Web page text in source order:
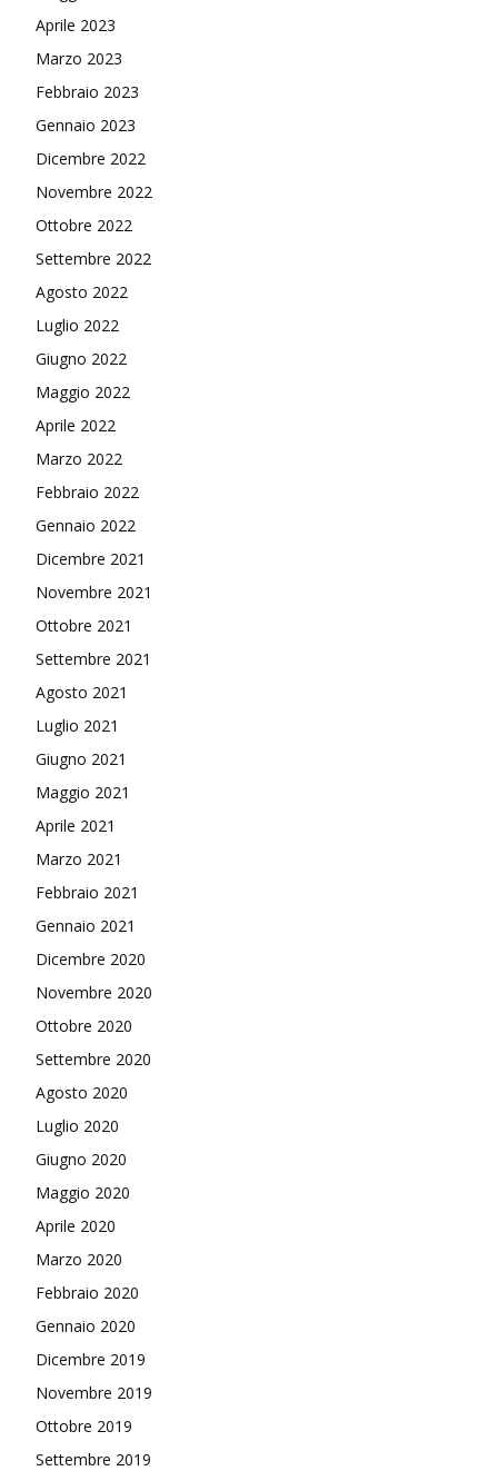
Aprile 2023
Marzo 2023
Febbraio 2023
Gennaio 2023
Dicembre 2022
Novembre 2022
Ottobre 2022
Settembre 2022
Agosto 2022
Luglio 2022
Giugno 2022
Maggio 2022
Aprile 2022
Marzo 2022
Febbraio 2022
Gennaio 2022
Dicembre 2021
Novembre 2021
Ottobre 2021
Settembre 2021
Agosto 2021
Luglio 2021
Giugno 2021
Maggio 2021
Aprile 2021
Marzo 2021
Febbraio 2021
Gennaio 2021
Dicembre 2020
Novembre 2020
Ottobre 2020
Settembre 2020
Agosto 2020
Luglio 2020
Giugno 2020
Maggio 2020
Aprile 2020
Marzo 2020
Febbraio 2020
Gennaio 2020
Dicembre 2019
Novembre 2019
Ottobre 2019
Settembre 2019